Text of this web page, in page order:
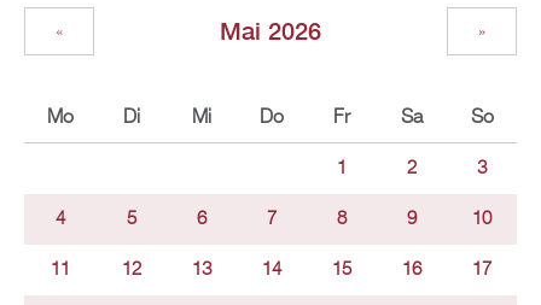
Mai 2026
« »
Mo Di Mi Do Fr Sa So
1 2 3
4 5 6 7 8 9 10
11 12 13 14 15 16 17